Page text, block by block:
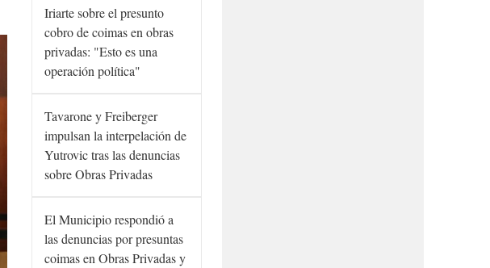
Iriarte sobre el presunto
cobro de coimas en obras
privadas: "Esto es una
operación política"
Tavarone y Freiberger
impulsan la interpelación de
Yutrovic tras las denuncias
sobre Obras Privadas
El Municipio respondió a
las denuncias por presuntas
coimas en Obras Privadas y